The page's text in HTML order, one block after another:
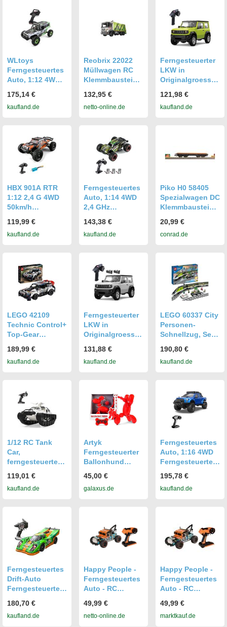
Spielzeugauto
für Kinder und
Erwachsene
WLtoys
Ferngesteuertes
Auto, 1:12 4WD
mit LED-
Beleuchtung,
Jungen und
Maedchen,
Gruen
175,14 €
kaufland.de
Reobrix 22022
Müllwagen RC
Klemmbaustein
132,95 €
netto-online.de
Ferngesteuerter
LKW in
Originalgroesse
1/16, 2,4 GHz,
ferngesteuertes
121,98 €
kaufland.de
HBX 901A RTR
1:12 2,4 G 4WD
50km/h
Autos Schnelle
Off-Road mit
Truck Spielzeug
Monstertruck
119,99 €
kaufland.de
Ferngesteuertes
Auto, 1:14 4WD
2,4 GHz
LKW 40 km/h
Hochgeschwindi
gspielzeug mit
gebuerstetem
Motor, LED-
Scheinwerfern, 3
Batterien
143,38 €
kaufland.de
Piko H0 58405
Spezialwagen DC
Klemmbausteine
20,99 €
conrad.de
LEGO 42109
Technic Control+
Top-Gear
App-Steuerung,
Rennauto,
für Kinder ab 9
Jahre und
Erwachsene
189,99 €
kaufland.de
Ferngesteuerter
LKW in
Originalgroesse
1/16, 2,4 GHz,
ferngesteuertes
Fahrzeug mit
LED-Licht, 2
Batterien
131,88 €
kaufland.de
LEGO 60337 City
Personen-
Schnellzug, Set
ferngesteuertem
Zug, Eisenbahn-
Wagen und 24
Schienen-
Elementen
190,80 €
kaufland.de
1/12 RC Tank
Car,
ferngesteuertes
wiederaufladbar,
360 ° drehbar,
Jungen und
Mädchen
119,01 €
kaufland.de
Artyk
Ferngesteuerter
Ballonhund
Jungen 164811
(164811 ARTYK)
45,00 €
galaxus.de
Ferngesteuertes
Auto, 1:16 4WD
Ferngesteuertes
Jungen und
Maedchen, 2,4
Hochgeschwindi
gkeits-
Gelaendefahrzeu
Spielzeugauto
mit LED-
Leuchten
195,78 €
kaufland.de
Ferngesteuertes
Drift-Auto
Ferngesteuertes
GHz 45 km/h
Vollwertiges
180,70 €
kaufland.de
Happy People -
Ferngesteuertes
Auto - RC
Titan (1:14,
33cm)
49,99 €
netto-online.de
Happy People -
Ferngesteuertes
Auto - RC
Titan (1:14,
33cm)
49,99 €
marktkauf.de